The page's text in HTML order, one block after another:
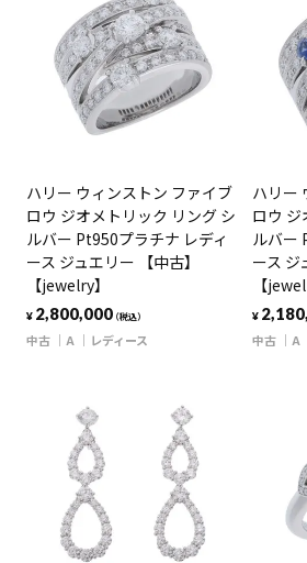
ハリー ウィンストン ファイブ
ロウ ジオメトリック リング シ
ルバー Pt950プラチナ レディ
ース ジュエリー 【中古】
【jewelry】
¥ 2,800,000（税込）
中古 A レディース
ハリー
ロウ ジ
ルバー
ース ジ
【
¥
中古 A